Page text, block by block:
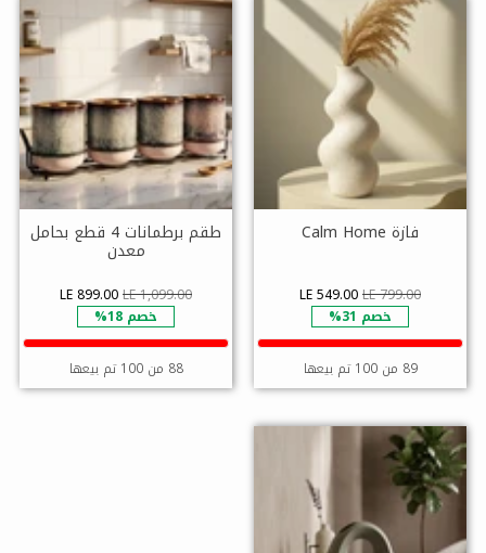
فازة Calm Home
LE 549.00LE 799.00
خصم 31%
89 من 100 تم بيعها
طقم برطمانات 4 قطع بحامل
معدن
LE 899.00LE 1,099.00
خصم 18%
88 من 100 تم بيعها